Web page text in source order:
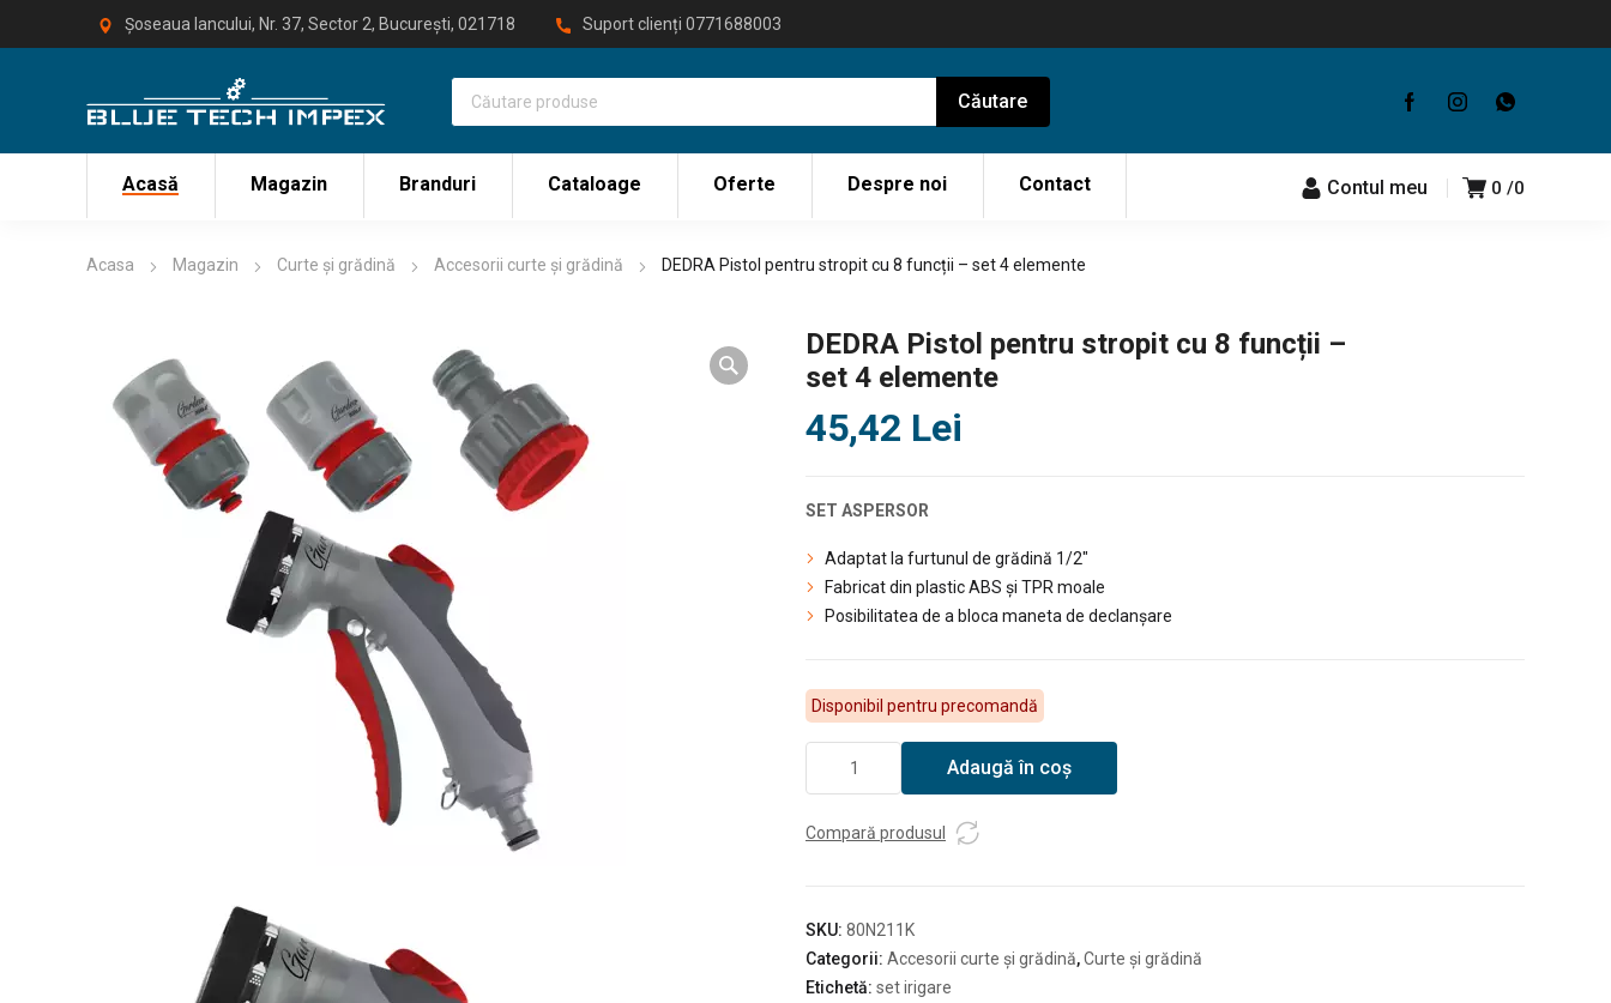
Șoseaua Iancului, Nr. 37, Sector 2, București, 021718 Suport clienți 0771688003
Acasă Magazin Branduri Cataloage Oferte Despre noi Contact 0 0
Contul meu
Acasa Magazin Curte și grădină Accesorii curte și grădină DEDRA Pistol pentru stropit cu 8 funcții – set 4 elemente
DEDRA Pistol pentru stropit cu 8 funcții –
set 4 elemente
45,42 Lei
SET ASPERSOR
Adaptat la furtunul de grădină 1/2″
Fabricat din plastic ABS și TPR moale
Posibilitatea de a bloca maneta de declanșare
Disponibil pentru precomandă
DEDRA
pentru
funcții
-
set
Adaugă în coș
Compară produsul
SKU: 80N211K
Categorii: Accesorii curte și grădină,Curte și grădină
Etichetă: set irigare